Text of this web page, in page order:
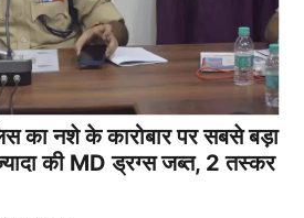
का नशे के कारोबार पर सबसे बड़ा
की MD ड्रग्स जब्त, 2 तस्कर